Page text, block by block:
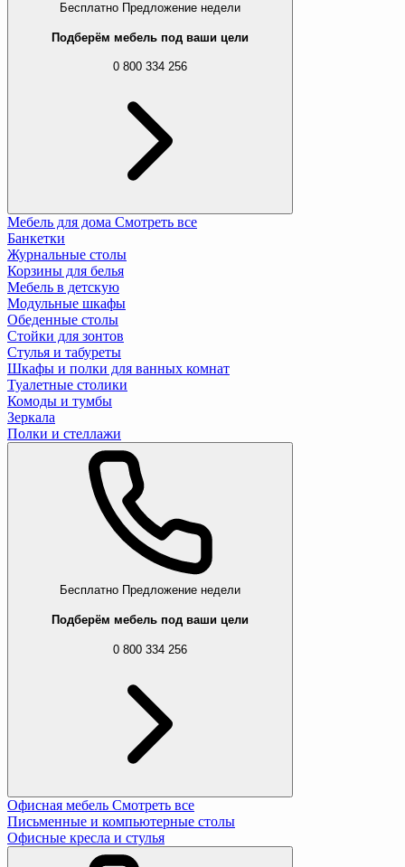
Бесплатно Предложение недели
Подберём мебель под ваши цели
0 800 334 256
Мебель для дома Смотреть все
Банкетки
Журнальные столы
Корзины для белья
Мебель в детскую
Модульные шкафы
Обеденные столы
Стойки для зонтов
Стулья и табуреты
Шкафы и полки для ванных комнат
Туалетные столики
Комоды и тумбы
Зеркала
Полки и стеллажи
Бесплатно Предложение недели
Подберём мебель под ваши цели
0 800 334 256
Офисная мебель Смотреть все
Письменные и компьютерные столы
Офисные кресла и стулья